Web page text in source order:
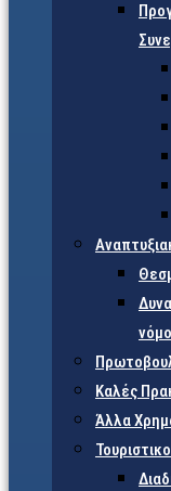
Καλές
Άλλα